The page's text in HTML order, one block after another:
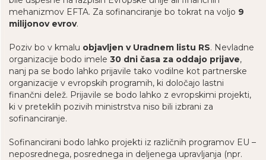
mehanizmov EFTA. Za sofinanciranje bo tokrat na voljo 9
milijonov evrov.
Poziv bo v kmalu objavljen v Uradnem listu RS. Nevladne
organizacije bodo imele 30 dni časa za oddajo prijave,
nanj pa se bodo lahko prijavile tako vodilne kot partnerske
organizacije v evropskih programih, ki določajo lastni
finančni delež. Prijavile se bodo lahko z evropskimi projekti,
ki v preteklih pozivih ministrstva niso bili izbrani za
sofinanciranje.
Sofinancirani bodo lahko projekti iz različnih programov EU –
neposrednega, posrednega in deljenega upravljanja (npr.